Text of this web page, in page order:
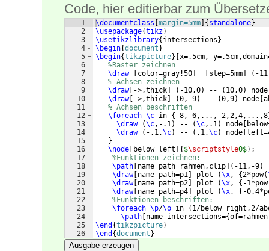
Code, hier editierbar zum
1
2
3
4
5
6
7
8
9
10
11
12
13
14
15
16
17
18
19
20
21
22
23
24
25
26
\documentclass margin=5mm { standalone}
\usepackage{tikz}
\usetikzlibrary{ intersections }
\begin{document }
\begin{tikzpicture} x=.5cm,
%Raster zeichnen
\draw
color=gray!50 step=5mm ( -
% Achsen zeichnen
\draw[ ->,thick ( -10,0) -- ( 10,0) node
\draw[ ->,thick (0,-9) -- (0,9) node
% Achsen beschriften
\foreach \c in { -8,-6,...,-2,2,4,...,8
\draw
(\c,-.1) -- (\c,.1) node
\draw
( -.1,\c) -- ( .1,\c) node
}
\node
below left { $\scriptstyle0$} ;
%Funktionen zeichnen:
\path name path=rahmen,clip ( -11,-9)
\draw[ name path=p1 plot (\x, {2*pow(
\draw[ name path=p2 plot (\x, { -1*pow
\draw[ name path=p4 plot (\x, { -
%Funktionen beschriften:
\foreach \p/\o in { 1/below right,2/
\path name intersections={
\end {tikzpicture}
\end {document }
Ausgabe erzeugen